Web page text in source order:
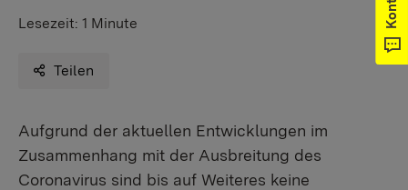
Lesezeit: 1 Minute
Teilen
Aufgrund der aktuellen Entwicklungen im
Zusammenhang mit der Ausbreitung des
Coronavirus sind bis auf Weiteres keine